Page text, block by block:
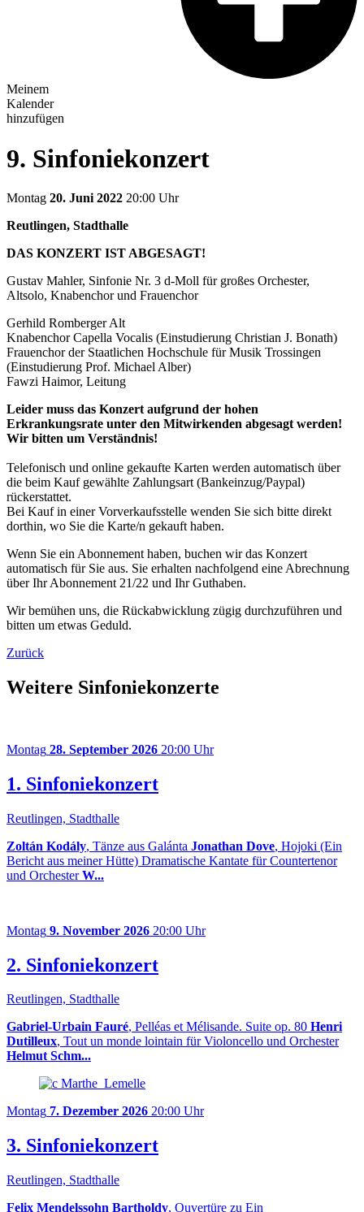
Meinem
Kalender
hinzufügen
9. Sinfoniekonzert
Montag 20. Juni 2022 20:00 Uhr
Reutlingen, Stadthalle
DAS KONZERT IST ABGESAGT!
Gustav Mahler, Sinfonie Nr. 3 d-Moll für großes Orchester,
Altsolo, Knabenchor und Frauenchor
Gerhild Romberger Alt
Knabenchor Capella Vocalis (Einstudierung Christian J. Bonath)
Frauenchor der Staatlichen Hochschule für Musik Trossingen
(Einstudierung Prof. Michael Alber)
Fawzi Haimor, Leitung
Leider muss das Konzert aufgrund der hohen
Erkrankungsrate unter den Mitwirkenden abgesagt werden!
Wir bitten um Verständnis!
Telefonisch und online gekaufte Karten werden automatisch über
die beim Kauf gewählte Zahlungsart (Bankeinzug/Paypal)
rückerstattet.
Bei Kauf in einer Vorverkaufsstelle wenden Sie sich bitte direkt
dorthin, wo Sie die Karte/n gekauft haben.
Wenn Sie ein Abonnement haben, buchen wir das Konzert
automatisch für Sie aus. Sie erhalten nachfolgend eine Abrechnung
über Ihr Abonnement 21/22 und Ihr Guthaben.
Wir bemühen uns, die Rückabwicklung zügig durchzuführen und
bitten um etwas Geduld.
Zurück
Weitere Sinfoniekonzerte
Montag 28. September 2026 20:00 Uhr
1. Sinfoniekonzert
Reutlingen, Stadthalle
Zoltán Kodály, Tänze aus Galánta Jonathan Dove, Hojoki (Ein
Bericht aus meiner Hütte) Dramatische Kantate für Countertenor
und OrchesterW...
Montag 9. November 2026 20:00 Uhr
2. Sinfoniekonzert
Reutlingen, Stadthalle
Gabriel-Urbain Fauré, Pelléas et Mélisande. Suite op. 80 Henri
Dutilleux, Tout un monde lointain für Violoncello und Orchester
Helmut Schm...
Montag 7. Dezember 2026 20:00 Uhr
3. Sinfoniekonzert
Reutlingen, Stadthalle
Felix Mendelssohn Bartholdy, Ouvertüre zu Ein